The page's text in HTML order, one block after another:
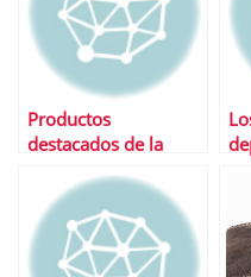
Productos
destacados de la